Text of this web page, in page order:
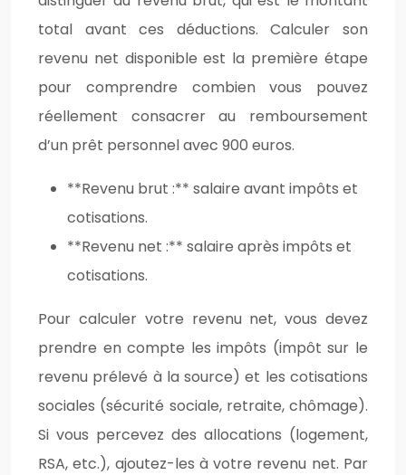
total avant ces déductions. Calculer son
revenu net disponible est la première étape
pour comprendre combien vous pouvez
réellement consacrer au remboursement
d’un prêt personnel avec 900 euros.
**Revenu brut :** salaire avant impôts et
cotisations.
**Revenu net :** salaire après impôts et
cotisations.
Pour calculer votre revenu net, vous devez
prendre en compte les impôts (impôt sur le
revenu prélevé à la source) et les cotisations
sociales (sécurité sociale, retraite, chômage).
Si vous percevez des allocations (logement,
RSA, etc.), ajoutez-les à votre revenu net. Par